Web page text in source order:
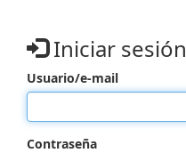
Iniciar sesión
Usuario/e-mail
Contraseña